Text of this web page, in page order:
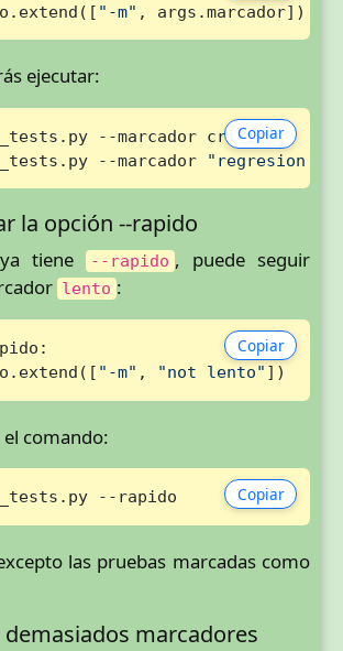
"-m" , args.marcador])
ejecutar:
Copiar
--marcador critica
--marcador
"regresion
la opción --rapido
tiene --rapido , puede seguir
lento :
Copiar
"-m" , "not lento" ])
el comando:
Copiar
--rapido
las pruebas marcadas como
demasiados marcadores